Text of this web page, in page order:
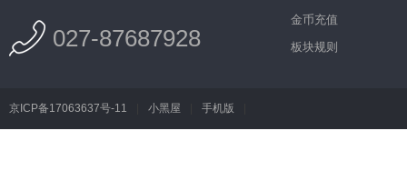
027-87687928
金币充值
板块规则
京ICP备17063637号-11 小黑屋 手机版